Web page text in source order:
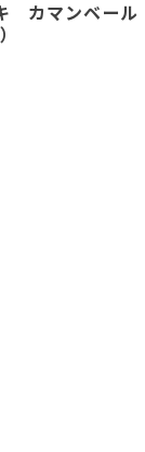
カマンベール